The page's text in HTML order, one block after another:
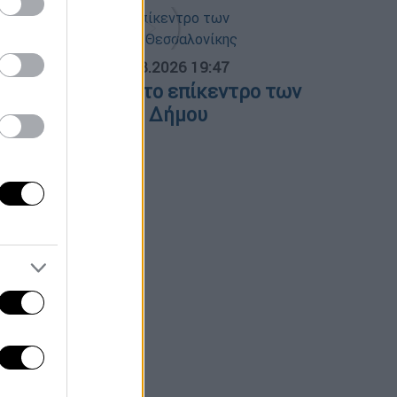
06.08.2026 19:47
και Τούμπα στο επίκεντρο των
του Δήμου